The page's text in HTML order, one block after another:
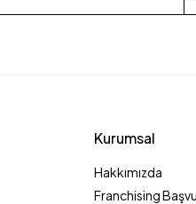
Kurumsal
Hakkımızda
Franchising